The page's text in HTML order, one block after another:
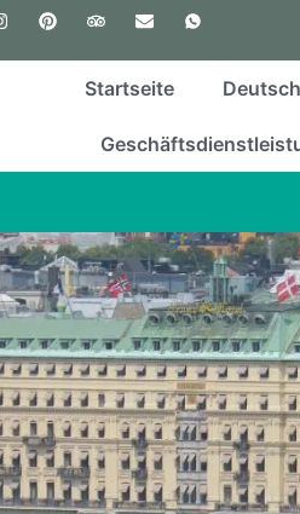
Startseite